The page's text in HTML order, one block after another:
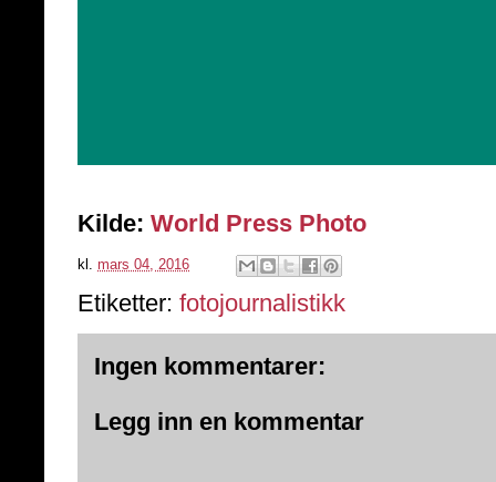
Kilde: World Press Photo
kl. mars 04, 2016
Etiketter: fotojournalistikk
Ingen kommentarer:
Legg inn en kommentar